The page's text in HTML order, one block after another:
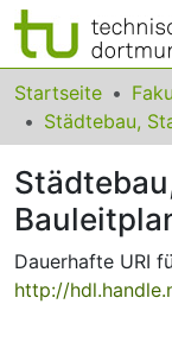
Bereiche &
Das gesamte
Statistiken
FAQ
Leitlinien
Startseite
Dauerhafte URI
http://